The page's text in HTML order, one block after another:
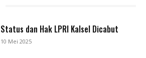
Status dan Hak LPRI Kalsel Dicabut
10 Mei 2025